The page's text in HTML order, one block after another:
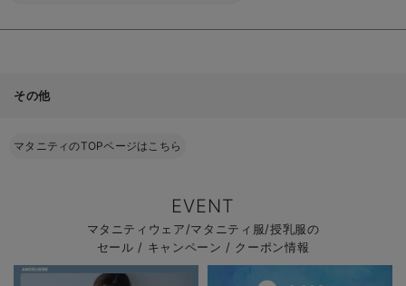
その他
マタニティのTOPページはこちら
EVENT
マタニティウェア/マタニティ服/授乳服の
セール / キャンペーン / クーポン情報